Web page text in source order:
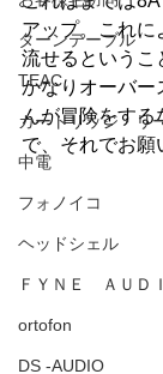
ターンテーブル
TEAC
カートリッジ・リ
中電
フォノイコ
ヘッドシェル
ＦＹＮＥ ＡＵＤ
ortofon
DS -AUDIO
アップ。これに
流せるというこ
かなりオーバー
んが冒険をする
で、それでお願